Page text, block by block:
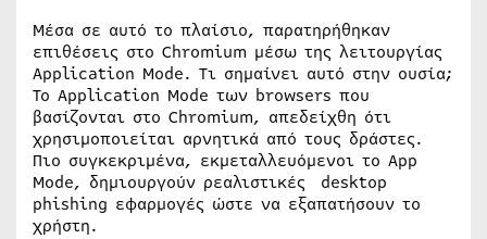
Μέσα σε αυτό το πλαίσιο, παρατηρήθηκαν
επιθέσεις στο Chromium μέσω της λειτουργίας
Application Mode. Τι σημαίνει αυτό στην ουσία;
Το Application Mode των browsers που
βασίζονται στο Chromium, απεδείχθη ότι
χρησιμοποιείται αρνητικά από τους δράστες.
Πιο συγκεκριμένα, εκμεταλλευόμενοι το App
Mode, δημιουργούν ρεαλιστικές desktop
phishing εφαρμογές ώστε να εξαπατήσουν το
χρήστη.